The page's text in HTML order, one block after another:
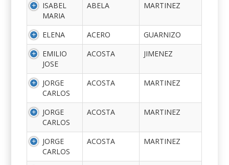
ISABEL
MARIA
ABELA MARTINEZ
ELENA ACERO
GUARNIZO
EMILIO
JOSE
ACOSTA JIMENEZ
JORGE
CARLOS
ACOSTA MARTINEZ
JORGE
CARLOS
ACOSTA MARTINEZ
JORGE
CARLOS
ACOSTA MARTINEZ